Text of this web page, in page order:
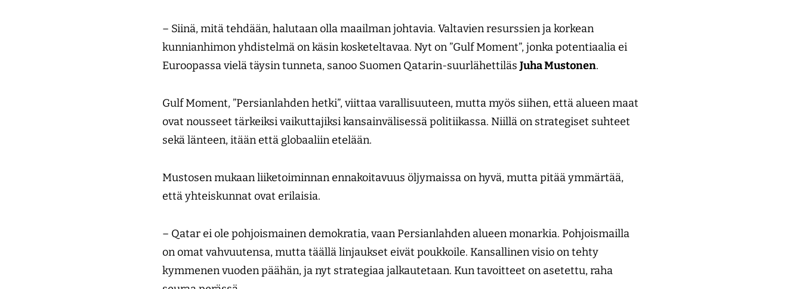
– Siinä, mitä tehdään, halutaan olla maailman johtavia. Valtavien resurssien ja korkean
kunnianhimon yhdistelmä on käsin kosketeltavaa. Nyt on ”Gulf Moment”, jonka potentiaalia ei
Euroopassa vielä täysin tunneta, sanoo Suomen Qatarin-suurlähettiläs Juha Mustonen.
Gulf Moment, ”Persianlahden hetki”, viittaa varallisuuteen, mutta myös siihen, että alueen maat
ovat nousseet tärkeiksi vaikuttajiksi kansainväli­sessä politiikassa. Niillä on strategiset suhteet
sekä länteen, itään että globaaliin etelään.
Mustosen mukaan liiketoiminnan ennakoitavuus öljymaissa on hyvä, mutta pitää ymmärtää,
että yhteiskunnat ovat erilaisia.
– Qatar ei ole pohjoismainen demokratia, vaan Persianlahden alueen monarkia. Pohjoismailla
on omat vahvuutensa, mutta täällä linjaukset eivät poukkoile. Kansallinen visio on tehty
kymmenen vuoden päähän, ja nyt strategiaa jalkautetaan. Kun tavoitteet on asetettu, raha